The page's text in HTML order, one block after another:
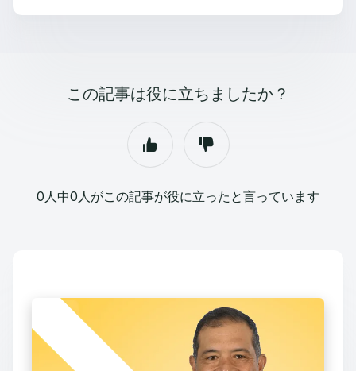
この記事は役に立ちましたか？
0人中0人がこの記事が役に立ったと言っています